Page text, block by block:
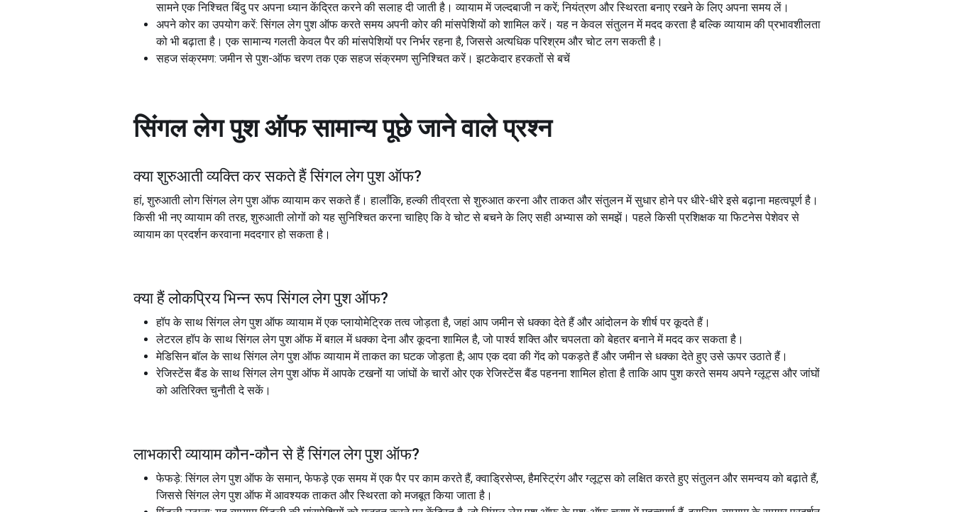
सामने एक निश्चित बिंदु पर अपना ध्यान केंद्रित करने की सलाह दी जाती है। व्यायाम में जल्दबाजी न करें; नियंत्रण और स्थिरता बनाए रखने के लिए अपना समय लें।
अपने कोर का उपयोग करें: सिंगल लेग पुश ऑफ करते समय अपनी कोर की मांसपेशियों को शामिल करें। यह न केवल संतुलन में मदद करता है बल्कि व्यायाम की प्रभावशीलता
को भी बढ़ाता है। एक सामान्य गलती केवल पैर की मांसपेशियों पर निर्भर रहना है, जिससे अत्यधिक परिश्रम और चोट लग सकती है।
सहज संक्रमण: जमीन से पुश-ऑफ चरण तक एक सहज संक्रमण सुनिश्चित करें। झटकेदार हरकतों से बचें
सिंगल लेग पुश ऑफ सामान्य पूछे जाने वाले प्रश्न
क्या शुरुआती व्यक्ति कर सकते हैं सिंगल लेग पुश ऑफ?
हां, शुरुआती लोग सिंगल लेग पुश ऑफ व्यायाम कर सकते हैं। हालाँकि, हल्की तीव्रता से शुरुआत करना और ताकत और संतुलन में सुधार होने पर धीरे-धीरे इसे बढ़ाना महत्वपूर्ण है।
किसी भी नए व्यायाम की तरह, शुरुआती लोगों को यह सुनिश्चित करना चाहिए कि वे चोट से बचने के लिए सही अभ्यास को समझें। पहले किसी प्रशिक्षक या फिटनेस पेशेवर से
व्यायाम का प्रदर्शन करवाना मददगार हो सकता है।
क्या हैं लोकप्रिय भिन्न रूप सिंगल लेग पुश ऑफ?
हॉप के साथ सिंगल लेग पुश ऑफ व्यायाम में एक प्लायोमेट्रिक तत्व जोड़ता है, जहां आप जमीन से धक्का देते हैं और आंदोलन के शीर्ष पर कूदते हैं।
लेटरल हॉप के साथ सिंगल लेग पुश ऑफ में बग़ल में धक्का देना और कूदना शामिल है, जो पार्श्व शक्ति और चपलता को बेहतर बनाने में मदद कर सकता है।
मेडिसिन बॉल के साथ सिंगल लेग पुश ऑफ व्यायाम में ताकत का घटक जोड़ता है; आप एक दवा की गेंद को पकड़ते हैं और जमीन से धक्का देते हुए उसे ऊपर उठाते हैं।
रेजिस्टेंस बैंड के साथ सिंगल लेग पुश ऑफ में आपके टखनों या जांघों के चारों ओर एक रेजिस्टेंस बैंड पहनना शामिल होता है ताकि आप पुश करते समय अपने ग्लूट्स और जांघों
को अतिरिक्त चुनौती दे सकें।
लाभकारी व्यायाम कौन-कौन से हैं सिंगल लेग पुश ऑफ?
फेफड़े: सिंगल लेग पुश ऑफ के समान, फेफड़े एक समय में एक पैर पर काम करते हैं, क्वाड्रिसेप्स, हैमस्ट्रिंग और ग्लूट्स को लक्षित करते हुए संतुलन और समन्वय को बढ़ाते हैं,
जिससे सिंगल लेग पुश ऑफ में आवश्यक ताकत और स्थिरता को मजबूत किया जाता है।